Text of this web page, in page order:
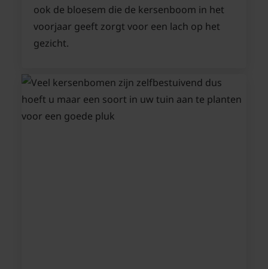
ook de bloesem die de kersenboom in het
voorjaar geeft zorgt voor een lach op het
gezicht.